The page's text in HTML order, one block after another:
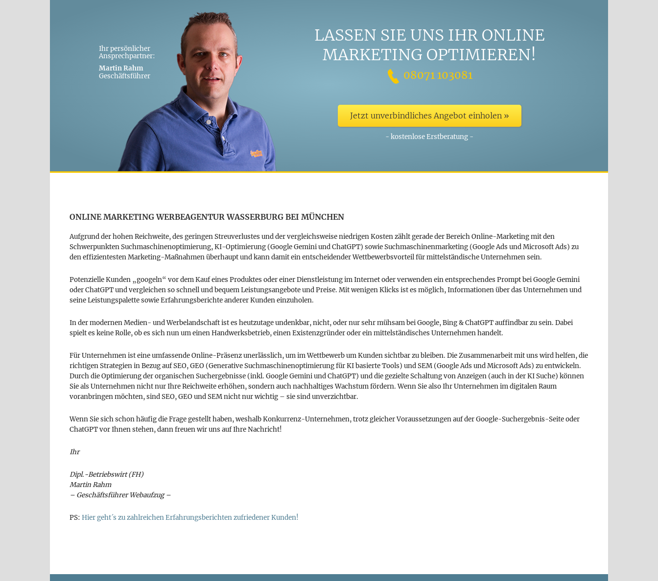
Ihr persönlicher
Ansprechpartner:
Martin Rahm
Geschäftsführer
LASSEN SIE UNS IHR ONLINE
MARKETING OPTIMIEREN!
08071 103081
Jetzt unverbindliches Angebot einholen »
- kostenlose Erstberatung -
ONLINE MARKETING WERBEAGENTUR WASSERBURG BEI MÜNCHEN
Aufgrund der hohen Reichweite, des geringen Streuverlustes und der vergleichsweise niedrigen Kosten zählt gerade der Bereich Online-Marketing mit den
Schwerpunkten Suchmaschinenoptimierung, KI-Optimierung (Google Gemini und ChatGPT) sowie Suchmaschinenmarketing (Google Ads und Microsoft Ads) zu
den effizientesten Marketing-Maßnahmen überhaupt und kann damit ein entscheidender Wettbewerbsvorteil für mittelständische Unternehmen sein.
Potenzielle Kunden „googeln“ vor dem Kauf eines Produktes oder einer Dienstleistung im Internet oder verwenden ein entsprechendes Prompt bei Google Gemini
oder ChatGPT und vergleichen so schnell und bequem Leistungsangebote und Preise. Mit wenigen Klicks ist es möglich, Informationen über das Unternehmen und
seine Leistungspalette sowie Erfahrungsberichte anderer Kunden einzuholen.
In der modernen Medien- und Werbelandschaft ist es heutzutage undenkbar, nicht, oder nur sehr mühsam bei Google, Bing & ChatGPT auffindbar zu sein. Dabei
spielt es keine Rolle, ob es sich nun um einen Handwerksbetrieb, einen Existenzgründer oder ein mittelständisches Unternehmen handelt.
Für Unternehmen ist eine umfassende Online-Präsenz unerlässlich, um im Wettbewerb um Kunden sichtbar zu bleiben. Die Zusammenarbeit mit uns wird helfen, die
richtigen Strategien in Bezug auf SEO, GEO (Generative Suchmaschinenoptimierung für KI basierte Tools) und SEM (Google Ads und Microsoft Ads) zu entwickeln.
Durch die Optimierung der organischen Suchergebnisse (inkl. Google Gemini und ChatGPT) und die gezielte Schaltung von Anzeigen (auch in der KI Suche) können
Sie als Unternehmen nicht nur Ihre Reichweite erhöhen, sondern auch nachhaltiges Wachstum fördern. Wenn Sie also Ihr Unternehmen im digitalen Raum
voranbringen möchten, sind SEO, GEO und SEM nicht nur wichtig – sie sind unverzichtbar.
Wenn Sie sich schon häufig die Frage gestellt haben, weshalb Konkurrenz-Unternehmen, trotz gleicher Voraussetzungen auf der Google-Suchergebnis-Seite oder
ChatGPT vor Ihnen stehen, dann freuen wir uns auf Ihre Nachricht!
Ihr
Dipl.-Betriebswirt (FH)
Martin Rahm
– Geschäftsführer Webaufzug –
PS: Hier geht´s zu zahlreichen Erfahrungsberichten zufriedener Kunden!